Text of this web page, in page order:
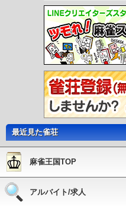
最近見た雀荘
麻雀王国TOP
アルバイト/求人